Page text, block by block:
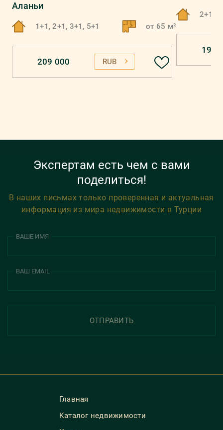
Аланьи
1+1, 2+1, 3+1, 5+1 от 65 м²
209 000 RUB
2+1
194
Экспертам есть чем с вами
поделиться!
В наших письмах только проверенная и актуальная
информация из мира недвижимости в Турции
ВАШЕ ИМЯ
ВАШ EMAIL
ОТПРАВИТЬ
Главная
Каталог недвижимости